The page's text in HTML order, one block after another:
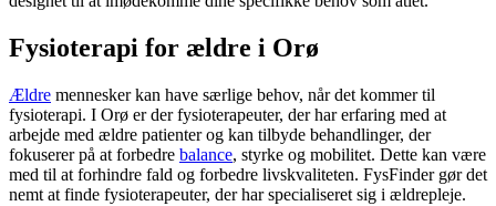
Fysioterapi for ældre i Orø
Ældre mennesker kan have særlige behov, når det kommer til
fysioterapi. I Orø er der fysioterapeuter, der har erfaring med at
arbejde med ældre patienter og kan tilbyde behandlinger, der
fokuserer på at forbedre balance, styrke og mobilitet. Dette kan være
med til at forhindre fald og forbedre livskvaliteten. FysFinder gør det
nemt at finde fysioterapeuter, der har specialiseret sig i ældrepleje.